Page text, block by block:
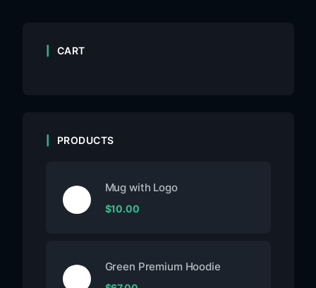
CART
PRODUCTS
Mug with Logo
$10.00
Green Premium Hoodie